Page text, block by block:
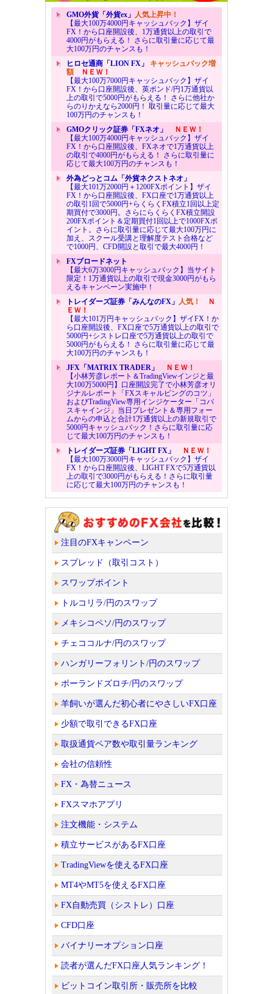
GMO外貨「外貨ex」 人気上昇中！
【最大100万4000円キャッシュバック】ザイ
FX！から口座開設後、1万通貨以上の取引で
4000円がもらえる！ さらに取引量に応じて最
大100万円のチャンスも！
ヒロセ通商「LION FX」 キャッシュバック増
額ＮＥＷ！
【最大100万7000円キャッシュバック】ザイ
FX！から口座開設後、英ポンド/円1万通貨以
上の取引で5000円がもらえる！ さらに他社か
らのりかえなら2000円！ 取引量に応じて最大
100万円のチャンスも！
GMOクリック証券「FXネオ」
ＮＥＷ！
【最大100万4000円キャッシュバック】ザイ
FX！から口座開設後、FXネオで1万通貨以上
の取引で4000円がもらえる！ さらに取引量に
応じて最大100万円のチャンスも！
外為どっとコム「外貨ネクストネオ」
【最大101万2000円＋1200FXポイント】ザイ
FX！から口座開設後、FX口座で1万通貨以上
の取引1回で5000円+らくらくFX積立1回以上定
期買付で3000円。さらにらくらくFX積立開設
200FXポイント＆定期買付1回以上で1000FXポ
イント。さらに取引量に応じて最大100万円に
加え、スクール受講と理解度テスト合格など
で1000円、CFD開設と取引で最大4000円！
FXブロードネット
【最大6万3000円キャッシュバック】当サイト
限定！1万通貨以上の取引で現金3000円がもら
えるキャンペーン実施中！
トレイダーズ証券「みんなのFX」 人気！
Ｎ
ＥＷ！
【最大101万円キャッシュバック】ザイFX！か
ら口座開設後、FX口座で5万通貨以上の取引で
5000円+シストレ口座で5万通貨以上の取引で
5000円がもらえる！ さらに取引量に応じて最
大100万円のチャンスも！
JFX「MATRIX TRADER」
ＮＥＷ！
【小林芳彦レポート＆TradingViewインジと最
大100万5000円】口座開設完了で小林芳彦オリ
ジナルレポート「FXスキャルピングのコツ」
およびTradingView専用インジケーター「コバ
スキャインジ」当日プレゼント＆専用フォー
ムからの申込と合計1万通貨以上の新規取引で
5000円キャッシュバック！さらに取引量に応
じて最大100万円のチャンスも！
トレイダーズ証券「LIGHT FX」
ＮＥＷ！
【最大100万3000円キャッシュバック】ザイ
FX！から口座開設後、LIGHT FXで5万通貨以
上の取引で3000円がもらえる！さらに取引量
に応じて最大100万円のチャンスも！
注目のFXキャンペーン
スプレッド（取引コスト）
スワップポイント
トルコリラ/円のスワップ
メキシコペソ/円のスワップ
チェココルナ/円のスワップ
ハンガリーフォリント/円のスワップ
ポーランドズロチ/円のスワップ
羊飼いが選んだ初心者にやさしいFX口座
少額で取引できるFX口座
取扱通貨ペア数や取引量ランキング
会社の信頼性
FX・為替ニュース
FXスマホアプリ
注文機能・システム
積立サービスがあるFX口座
TradingViewを使えるFX口座
MT4やMT5を使えるFX口座
FX自動売買（シストレ）口座
CFD口座
バイナリーオプション口座
読者が選んだFX口座人気ランキング！
ビットコイン取引所・販売所を比較